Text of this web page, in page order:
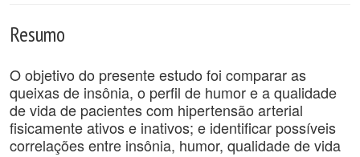
Resumo
O objetivo do presente estudo foi comparar as
queixas de insônia, o perfil de humor e a qualidade
de vida de pacientes com hipertensão arterial
fisicamente ativos e inativos; e identificar possíveis
correlações entre insônia, humor, qualidade de vida